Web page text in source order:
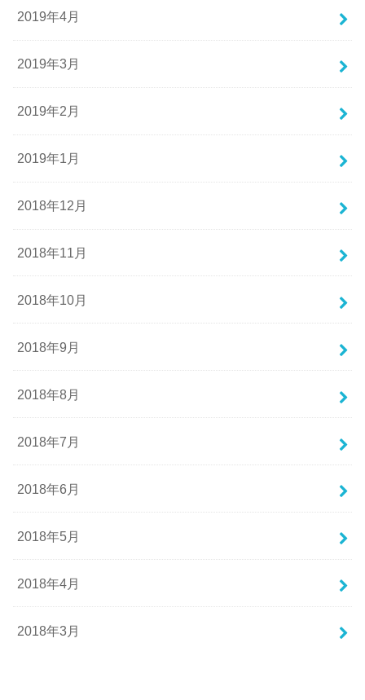
2019年4月
2019年3月
2019年2月
2019年1月
2018年12月
2018年11月
2018年10月
2018年9月
2018年8月
2018年7月
2018年6月
2018年5月
2018年4月
2018年3月